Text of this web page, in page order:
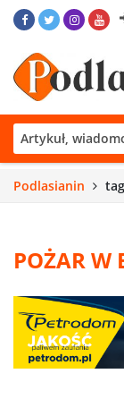
Podlasianin
POŻAR W